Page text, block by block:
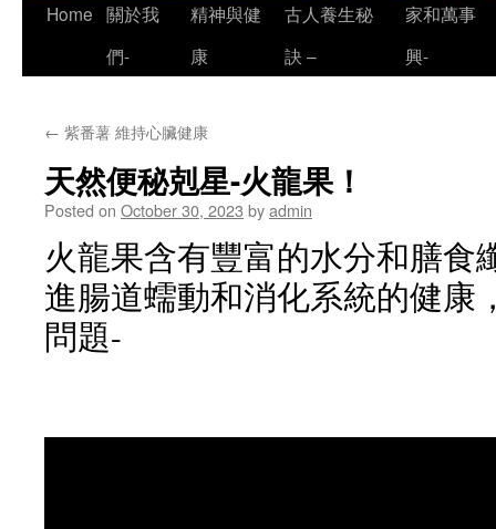
Skip
Home 關於我
們-
精神與健
康
古人養生秘
訣 –
家和萬事
興-
← 紫番薯 維持心臟健康
天然便秘剋星-火龍果！
Posted on October 30, 2023 byadmin
火龍果含有豐富的水分和膳食
進腸道蠕動和消化系統的健康
問題-